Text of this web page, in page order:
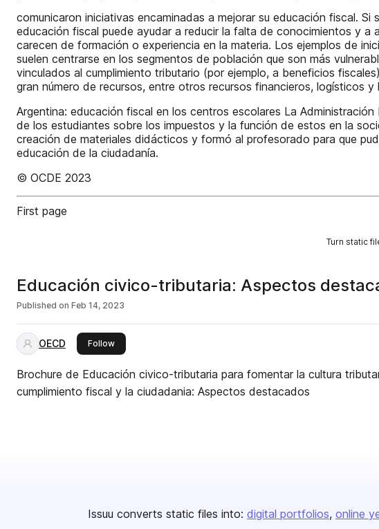
comunicaron iniciativas encaminadas a mejorar su educación fiscal.
educación fiscal puede ayudar a reducir la falta de conocimientos y a
carecen de formación o experiencia en la materia. Los ejemplos de
suelen centrarse en los segmentos de población que son más
vinculados al cumplimiento tributario (por ejemplo, a beneficios
gran número de recursos, entre otros recursos financieros, logísticos y
Argentina: educación fiscal en los centros escolares La
de los estudiantes sobre los impuestos y la función de estos en la
creación de materiales didácticos y formó al profesorado para que
educación de la ciudadanía.
© OCDE 2023
First page
Turn static
Educación civico-tributaria: Aspectos
Published on Feb 14, 2023
OECD Followthis publisher
Brochure de Educación civico-tributaria para fomentar la cultura
cumplimiento fiscal y la ciudadania: Aspectos destacados
Issuu converts static files into: digital portfolios online